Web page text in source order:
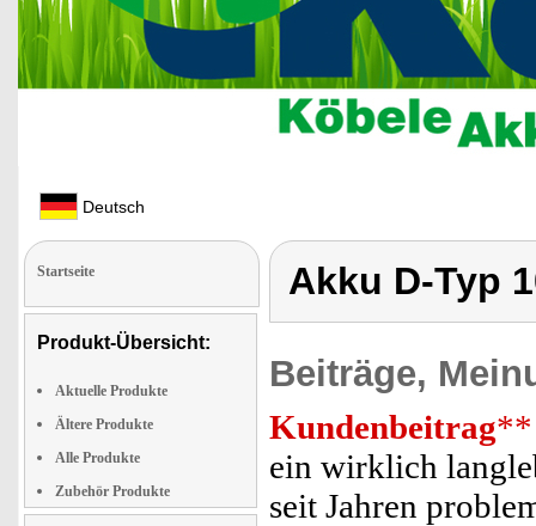
Deutsch
Startseite
Produkt-Übersicht:
Aktuelle Produkte
Ältere Produkte
Alle Produkte
Zubehör Produkte
Akku D-Typ
Beiträge,
Kundenbeitrag**
ein wirklich
seit Jahren